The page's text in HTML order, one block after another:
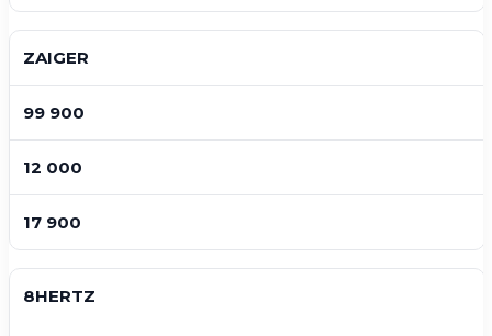
ZAIGER
99 900
12 000
17 900
8HERTZ